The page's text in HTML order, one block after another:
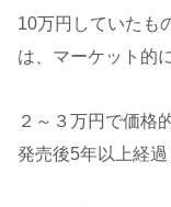
10万円していたも
は、マーケット的
２～３万円で価格
発売後5年以上経過